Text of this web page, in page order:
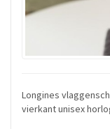
Longines
vierkant unisex